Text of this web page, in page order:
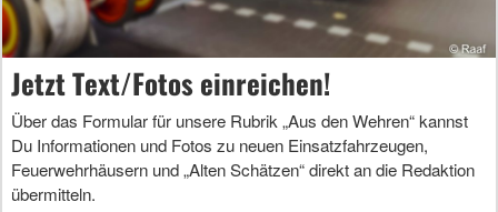
Jetzt Text/Fotos einreichen!
Über das Formular für unsere Rubrik „Aus den Wehren“ kannst
Du Informationen und Fotos zu neuen Einsatzfahrzeugen,
Feuerwehrhäusern und „Alten Schätzen“ direkt an die Redaktion
übermitteln.